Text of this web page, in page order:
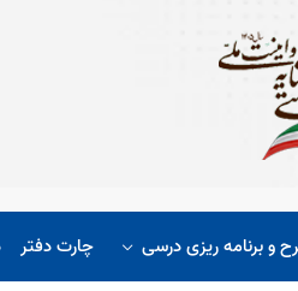
و برنامه ریزی درسی چارت دفتر